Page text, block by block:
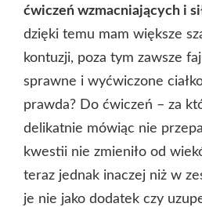
ćwiczeń wzmacniających i
dzięki temu mam większe
kontuzji, poza tym zawsze
sprawne i wyćwiczone
prawda? Do ćwiczeń – za
delikatnie mówiąc nie
kwestii nie zmieniło od
teraz jednak inaczej niż w
je nie jako dodatek czy